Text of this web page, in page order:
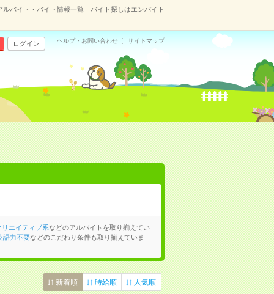
バイト・バイト情報一覧｜バイト探しはエンバイト
ログイン ヘルプ・お問い合わせ サイトマップ
リエイティブ系などのアルバイトを取り揃えてい
語力不要などのこだわり条件も取り揃えていま
新着順 時給順 人気順